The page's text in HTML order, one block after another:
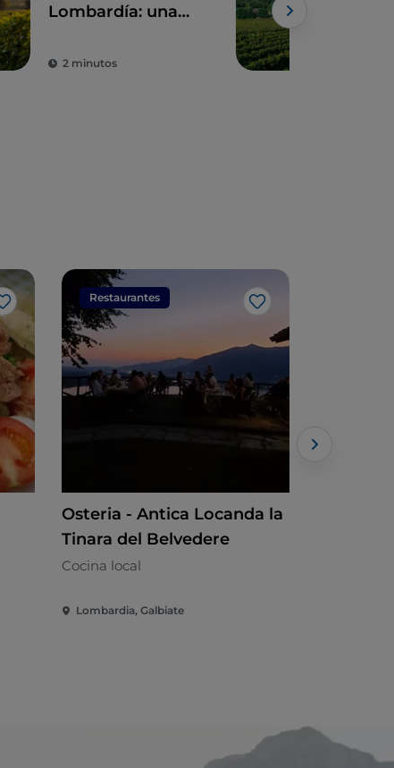
Lombardía: una
saborear
2 minutos
Me gusta
Restaurantes
Me gusta
Osteria - Antica Locanda la
Tinara del Belvedere
Cocina local
Lombardia, Galbiate